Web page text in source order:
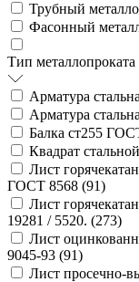
Трубный
Фасонный
Тип металлопроката
Арматура
Арматура
Балка ст255
Квадрат
Лист
ГОСТ 8568 (91)
Лист
19281 / 5520. (273)
Лист
9045-93 (91)
Лист просечно-